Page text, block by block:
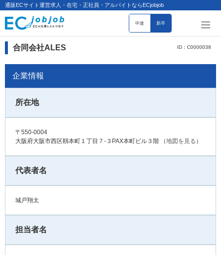
通販ECサイト運営求人・在宅・正社員・アルバイトならECjobjob
中途 新卒
合同会社ALES ID：C0000038
企業情報
所在地
〒550-0004
大阪府大阪市西区靱本町１丁目７-３PAX本町ビル３階
（地図を見る ）
代表者名
城戸翔太
担当者名